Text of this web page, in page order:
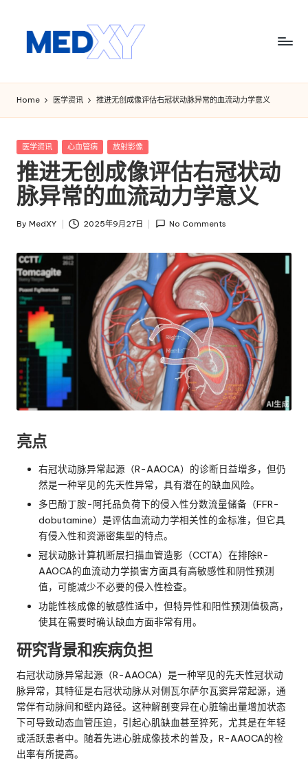
M
e
d
x
y
A
I
Home 医学资讯 推进无创成像评估右冠状动脉异常的血流动力学意义
Posted
in
医学资讯 心血管病 放射影像
推进无创成像评估右冠状动
脉异常的血流动力学意义
Posted
By MedXY 2025年9月27日 No Comments
亮点
右冠状动脉异常起源（R-AAOCA）的诊断日益增多，但仍
然是一种罕见的先天性异常，具有潜在的缺血风险。
多巴酚丁胺-阿托品负荷下的侵入性分数流量储备（FFR-
dobutamine）是评估血流动力学相关性的金标准，但它具
有侵入性和资源密集型的特点。
冠状动脉计算机断层扫描血管造影（CCTA）在排除R-
AAOCA的血流动力学损害方面具有高敏感性和阴性预测
值，可能减少不必要的侵入性检查。
功能性核成像的敏感性适中，但特异性和阳性预测值极高，
使其在需要时确认缺血方面非常有用。
研究背景和疾病负担
右冠状动脉异常起源（R-AAOCA）是一种罕见的先天性冠状动
脉异常，其特征是右冠状动脉从对侧瓦尔萨尔瓦窦异常起源，通
常伴有动脉间和壁内路径。这种解剖变异在心脏输出量增加状态
下可导致动态血管压迫，引起心肌缺血甚至猝死，尤其是在年轻
或活跃患者中。随着先进心脏成像技术的普及，R-AAOCA的检
出率有所提高。